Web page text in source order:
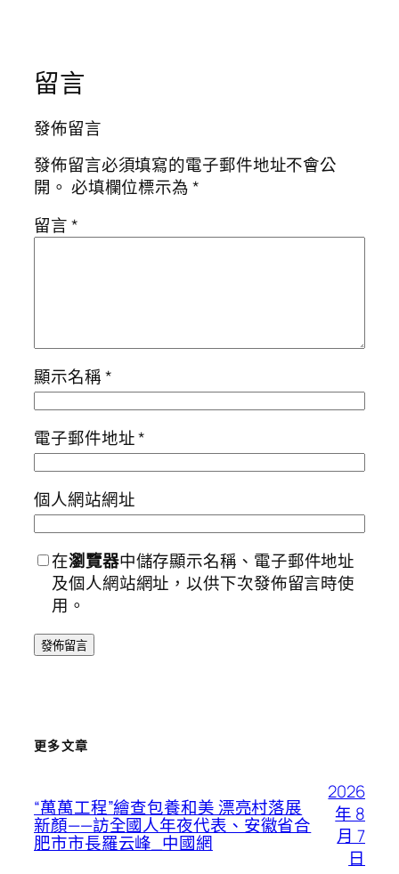
留言
發佈留言
發佈留言必須填寫的電子郵件地址不會公
開。 必填欄位標示為*
留言*
顯示名稱*
電子郵件地址*
個人網站網址
在瀏覽器中儲存顯示名稱、電子郵件地址
及個人網站網址，以供下次發佈留言時使
用。
更多文章
“萬萬工程”繪查包養和美 漂亮村落展
新顏——訪全國人年夜代表、安徽省合
肥市市長羅云峰_中國網
2026
年 8
月 7
日